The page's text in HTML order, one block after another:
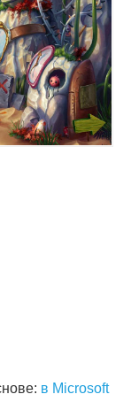
в Microsoft